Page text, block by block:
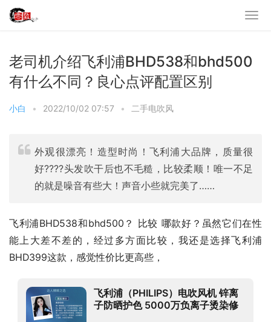
老司机介绍飞利浦BHD538和bhd500
有什么不同？良心点评配置区别
小白 • 2022/10/02 07:57 • 二手电吹风
外观很漂亮！造型时尚！飞利浦大品牌，质量很
好????头发吹干后也不毛糙，比较柔顺！唯一不足
的就是噪音有些大！声音小些就完美了……
飞利浦BHD538和bhd500？ 比较 哪款好？虽然它们在性
能上大差不差的，经过多方面比较，我还是选择飞利浦
BHD399这款，感觉性价比更高些，
飞利浦（PHILIPS）电吹风机 锌离
子防晒护色 5000万负离子烫染修